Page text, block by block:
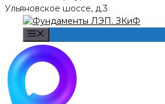
Ульяновское шоссе, д.3